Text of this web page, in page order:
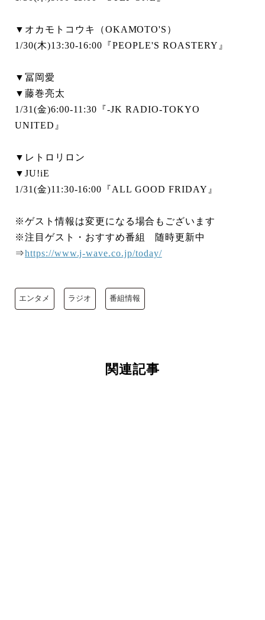
▼オカモトコウキ（OKAMOTO'S）
1/30(木)13:30-16:00『PEOPLE'S ROASTERY』
▼冨岡愛
▼藤巻亮太
1/31(金)6:00-11:30『-JK RADIO-TOKYO
UNITED』
▼レトロリロン
▼JU!iE
1/31(金)11:30-16:00『ALL GOOD FRIDAY』
※ゲスト情報は変更になる場合もございます
※注目ゲスト・おすすめ番組 随時更新中
⇒https://www.j-wave.co.jp/today/
エンタメ ラジオ 番組情報
関連記事